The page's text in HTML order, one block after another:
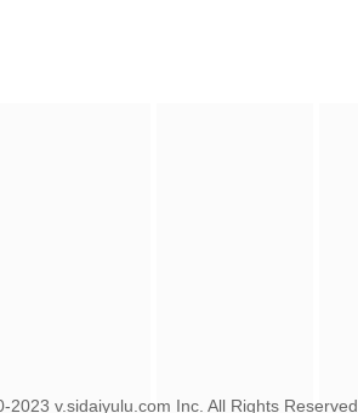
2023 v.sidaiyulu.com Inc. All Rights Reserved.